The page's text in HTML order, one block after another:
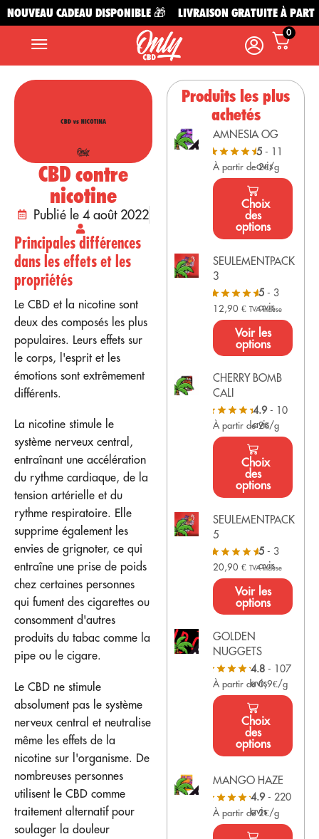
CADEAU DISPONIBLE 🎁 LIVRAISON GRATUITE À PARTIR
0
CBD contre
nicotine
Publié le 4 août 2022
Principales différences
dans les effets et les
propriétés
Le CBD et la nicotine sont
deux des composés les plus
populaires. Leurs effets sur
le corps, l'esprit et les
émotions sont extrêmement
différents.
La nicotine stimule le
système nerveux central,
entraînant une accélération
du rythme cardiaque, de la
tension artérielle et du
rythme respiratoire. Elle
supprime également les
envies de grignoter, ce qui
entraîne une prise de poids
chez certaines personnes
qui fument des cigarettes ou
consomment d'autres
produits du tabac comme la
pipe ou le cigare.
Le CBD ne stimule
absolument pas le système
nerveux central et neutralise
même les effets de la
nicotine sur l'organisme. De
nombreuses personnes
utilisent le CBD comme
traitement alternatif pour
soulager la douleur
Produits les plus
achetés
AMNESIA OG
5- 11
avis
À partir de 2€/g
Choix
des
options
SEULEMENTPACK
3
5 - 3
avis
12,90€ TVA incluse
Voir les
options
CHERRY BOMB
CALI
4.9- 10
avis
À partir de 2€/g
Choix
des
options
SEULEMENTPACK
5
5 - 3
avis
20,90€ TVA incluse
Voir les
options
GOLDEN
NUGGETS
4.8 - 107
avis
À partir de 0,9€/g
Choix
des
options
MANGO HAZE
4.9- 220
avis
À partir de 2€/g